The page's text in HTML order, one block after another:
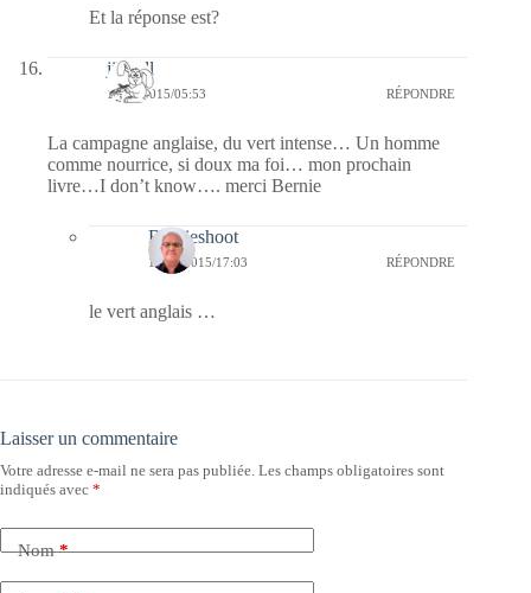
Et la réponse est?
jill bill
12/05/2015/05:53 RÉPONDRE
La campagne anglaise, du vert intense… Un homme
comme nourrice, si doux ma foi… mon prochain
livre…I don’t know…. merci Bernie
Bernieshoot
13/05/2015/17:03 RÉPONDRE
le vert anglais …
Laisser un commentaire
Votre adresse e-mail ne sera pas publiée. Les champs obligatoires sont
indiqués avec *
Nom*